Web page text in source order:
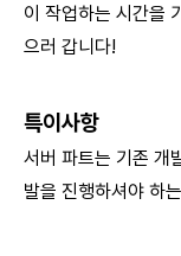
이 작업하는 시간을
으러 갑니다!
특이사항
서버 파트는 기존 개
발을 진행하셔야 하